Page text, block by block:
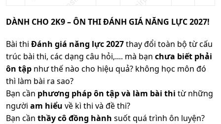
DÀNH CHO 2K9 – ÔN THI ĐÁNH GIÁ NĂNG LỰC 2027!
Bài thi Đánh giá năng lực 2027thay đổi toàn bộ từ cấu
trúc bài thi, các dạng câu hỏi,.... mà bạn chưa biết phải
ôn tập như thế nào cho hiệu quả? không học môn đó
thì làm bài ra sao?
Bạn cần phương pháp ôn tập và làm bài thi từ những
người am hiểu về kì thi và đề thi?
Bạn cần thầy cô đồng hành suốt quá trình ôn luyện?